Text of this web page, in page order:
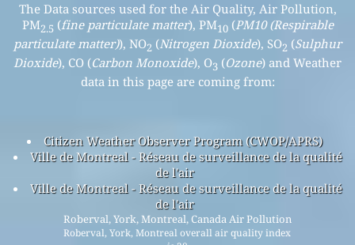
The Data sources used for the Air Quality, Air Pollution,
PM2.5 (fine particulate matter), PM10(PM10 (Respirable
particulate matter)), NO2 (Nitrogen Dioxide), SO2 (Sulphur
Dioxide), CO (Carbon Monoxide), O3 (Ozone) and Weather
data in this page are coming from:
Citizen Weather Observer Program (CWOP/APRS)
Ville de Montreal - Réseau de surveillance de la qualité
de l'air
Ville de Montreal - Réseau de surveillance de la qualité
de l'air
Roberval, York, Montreal, Canada Air Pollution
Roberval, York, Montreal overall air quality index